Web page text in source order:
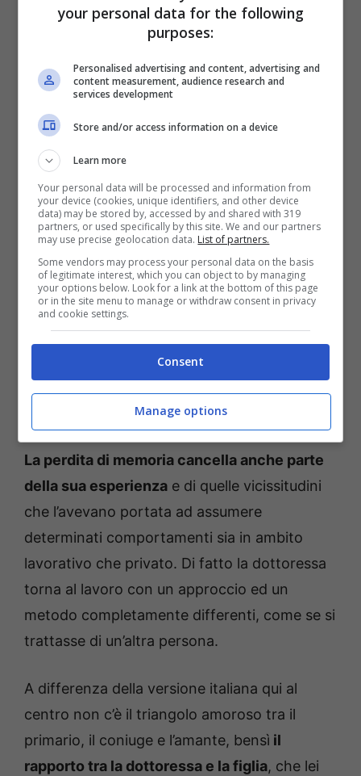
Doc torna in onda sulla Rai, ma non è come tutti lo
ricordano – YouTube @fox – ot11ot2.it
La protagonista della serie è la dottoressa
Amy, primario di medicina presso il Westside
Hospital di Minneapolis(in Minnesota).
Sesso del protagonista a parte, la premessa
narrativa è la medesima, Amy rimane vittima
di un incidente che le causa un’amnesia che
cancella gli ultimi anni della sua vita, quindi
non le permette di ricordare nemmeno le
La perdita di memoria cancella anche parte
della sua esperienza e di quelle vicissitudini
che l’avevano portata ad assumere
determinati comportamenti sia in ambito
lavorativo che privato. Di fatto la dottoressa
torna al lavoro con un approccio ed un
metodo completamente differenti, come se si
trattasse di un’altra persona.
A differenza della versione italiana qui al
centro non c’è il triangolo amoroso tra il
primario, il coniuge e l’amante, bensì il
rapporto tra la dottoressa e la figlia, che lei
your personal data for the following
purposes:
Personalised advertising and content, advertising and
content measurement, audience research and
services development
Store and/or access information on a device
Learn more
Your personal data will be processed and information from
your device (cookies, unique identifiers, and other device
data) may be stored by, accessed by and shared with 319
partners, or used specifically by this site. We and our partners
may use precise geolocation data. List of partners.
Some vendors may process your personal data on the basis
of legitimate interest, which you can object to by managing
your options below. Look for a link at the bottom of this page
or in the site menu to manage or withdraw consent in privacy
and cookie settings.
Consent
Manage options